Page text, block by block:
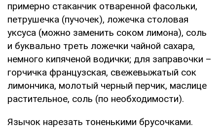
примерно стаканчик отваренной фасольки,
петрушечка (пучочек), ложечка столовая
уксуса (можно заменить соком лимона), соль
и буквально треть ложечки чайной сахара,
немного кипяченой водички; для заправочки –
горчичка французская, свежевыжатый сок
лимончика, молотый черный перчик, маслице
растительное, соль (по необходимости).
Язычок нарезать тоненькими брусочками.